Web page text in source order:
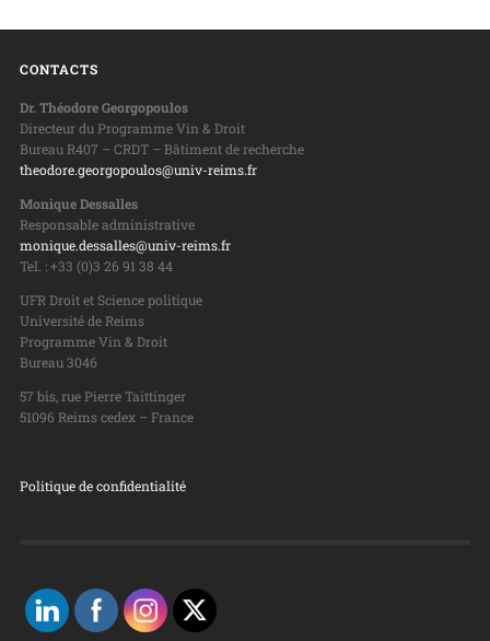
CONTACTS
Dr. Théodore Georgopoulos
Directeur du Programme Vin & Droit
Bureau R407 – CRDT – Bâtiment de recherche
theodore.georgopoulos@univ-reims.fr
Monique Dessalles
Responsable administrative
monique.dessalles@univ-reims.fr
Tel. : +33 (0)3 26 91 38 44
UFR Droit et Science politique
Université de Reims
Programme Vin & Droit
Bureau 3046
57 bis, rue Pierre Taittinger
51096 Reims cedex – France
Politique de confidentialité